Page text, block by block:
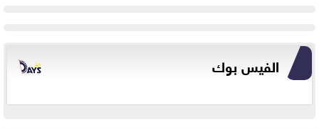
الفيس بوك